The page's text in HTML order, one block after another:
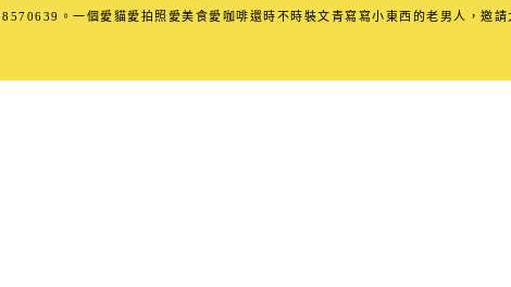
。一個愛貓愛拍照愛美食愛咖啡還時不時裝文青寫寫小東西的老男人，邀